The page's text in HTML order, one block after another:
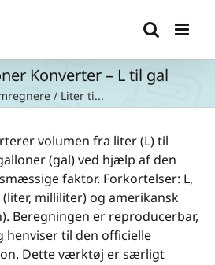
Konverter – L til gal
/ Liter ti...
volumen fra liter (L) til
(gal) ved hjælp af den
faktor. Forkortelser: L,
(liter, milliliter) og amerikansk
Beregningen er reproducerbar,
henviser til den officielle
Dette værktøj er særligt